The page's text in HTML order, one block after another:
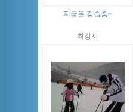
지금은 강습중~
최강사